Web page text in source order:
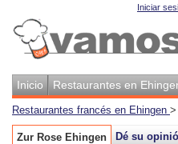
Iniciar
Inicio Restaurantes en
Restaurantes francés en Ehingen >
Zur Rose Ehingen Dé su